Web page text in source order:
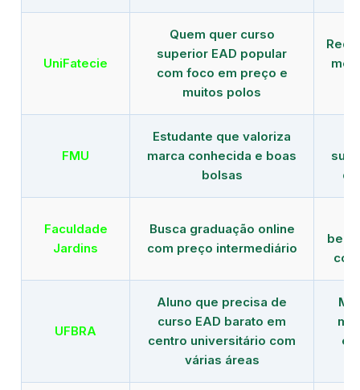
UniFatecie
Quem quer curso
superior EAD popular
com foco em preço e
muitos polos
FMU
Estudante que valoriza
marca conhecida e boas
bolsas
Faculdade
Jardins
Busca graduação online
com preço intermediário
UFBRA
Aluno que precisa de
curso EAD barato em
centro universitário com
várias áreas